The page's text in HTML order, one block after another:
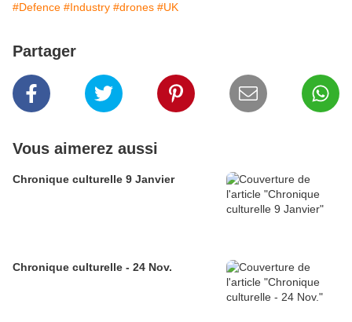
#Defence #Industry #drones #UK
Partager
Vous aimerez aussi
Chronique culturelle 9 Janvier
Chronique culturelle - 24 Nov.